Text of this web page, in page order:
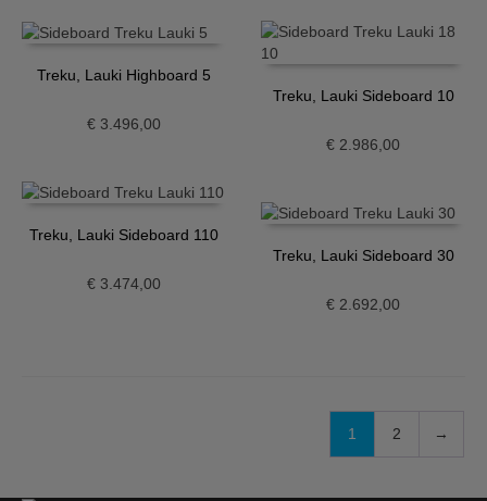
Treku, Lauki Highboard 5
€3.496,00
Treku, Lauki Sideboard 10
€ 2.986,00
Treku, Lauki Sideboard 110
€3.474,00
Treku, Lauki Sideboard 30
€ 2.692,00
1 2 →